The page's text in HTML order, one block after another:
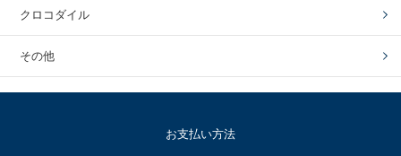
クロコダイル
その他
お支払い方法